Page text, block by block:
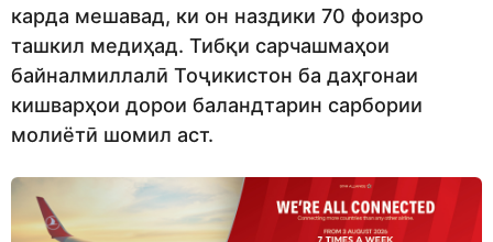
карда мешавад, ки он наздики 70 фоизро
ташкил медиҳад. Тибқи сарчашмаҳои
байналмиллалӣ Тоҷикистон ба даҳгонаи
кишварҳои дорои баландтарин сарбории
молиётӣ шомил аст.